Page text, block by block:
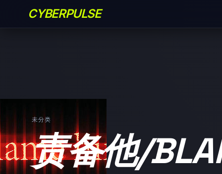
CYBERPULSE
未分类
责备他/